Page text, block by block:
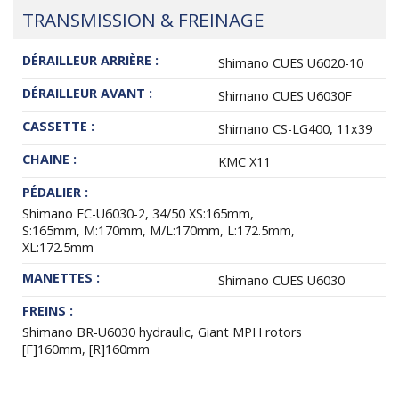
TRANSMISSION & FREINAGE
DÉRAILLEUR ARRIÈRE :
Shimano CUES U6020-10
DÉRAILLEUR AVANT :
Shimano CUES U6030F
CASSETTE :
Shimano CS-LG400, 11x39
CHAINE :
KMC X11
PÉDALIER :
Shimano FC-U6030-2, 34/50 XS:165mm,
S:165mm, M:170mm, M/L:170mm, L:172.5mm,
XL:172.5mm
MANETTES :
Shimano CUES U6030
FREINS :
Shimano BR-U6030 hydraulic, Giant MPH rotors
[F]160mm, [R]160mm